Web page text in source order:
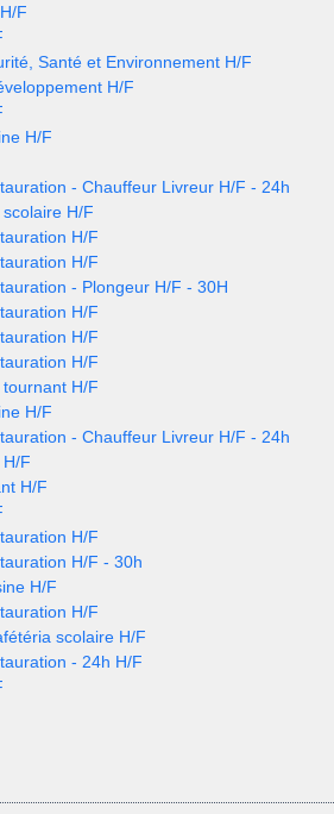
F
Santé et Environnement H/F
H/F
H/F
- Chauffeur Livreur H/F - 24h
H/F
H/F
H/F
- Plongeur H/F - 30H
H/F
H/F
H/F
H/F
H/F
- Chauffeur Livreur H/F - 24h
F
H/F
H/F
H/F - 30h
H/F
H/F
scolaire H/F
- 24h H/F